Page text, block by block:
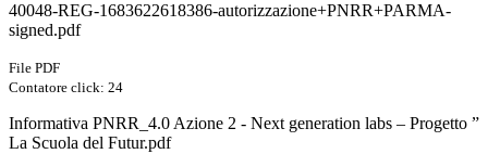
40048-REG-1683622618386-autorizzazione+PNRR+PARMA-
signed.pdf
File PDF
Contatore click: 24
Informativa PNRR_4.0 Azione 2 - Next generation labs – Progetto ”
La Scuola del Futur.pdf